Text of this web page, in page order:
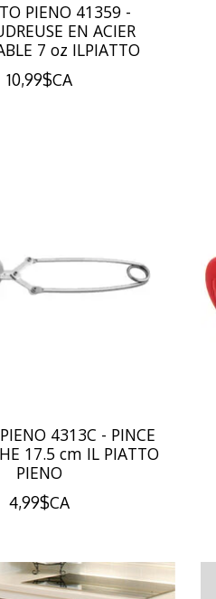
PIENO 41359 -
EN ACIER
7 oz ILPIATTO
10,99$CA
4313C - PINCE
17.5 cm IL PIATTO
PIENO
4,99$CA